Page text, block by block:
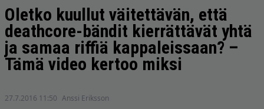
Oletko kuullut väitettävän, että
deathcore-bändit kierrättävät yhtä
ja samaa riffiä kappaleissaan? –
Tämä video kertoo miksi
27.7.2016 11:50 Anssi Eriksson